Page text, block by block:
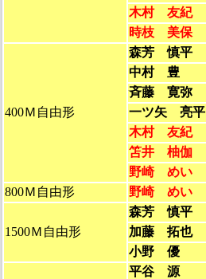
木村 友紀
時枝 美保
400Ｍ自由形
森芳 慎平
中村 豊
斉藤 寛弥
一ツ矢 亮平
木村 友紀
笘井 柚伽
野崎 めい
800Ｍ自由形
野崎 めい
1500Ｍ自由形
森芳 慎平
加藤 拓也
小野 優
平谷 源